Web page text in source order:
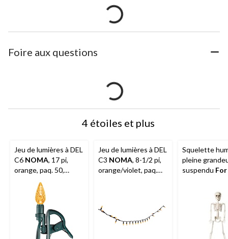
Foire aux questions
4 étoiles et plus
Jeu de lumières à DEL
C6 NOMA, 17 pi,
orange, paq. 50,
décorations
d'intérieur et
d'extérieur pour
l'Halloween
Jeu de lumières à DEL
C3 NOMA, 8-1/2 pi,
orange/violet, paq.
l'Halloween
Squelette
pleine
suspendu
décoration
et d'extérieur
l'Halloween